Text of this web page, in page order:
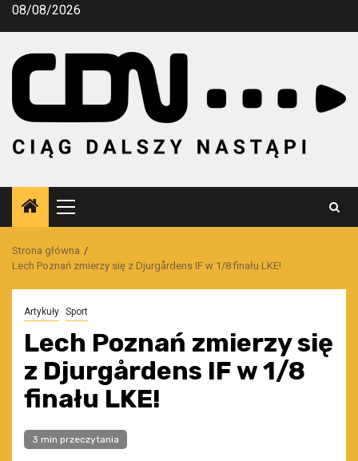
Przejdź
08/08/2026
Menu
główne
Strona główna
Lech Poznań zmierzy się z Djurgårdens IF w 1/8 finału LKE!
Artykuły Sport
Lech Poznań zmierzy się
z Djurgårdens IF w 1/8
finału LKE!
3 min przeczytania